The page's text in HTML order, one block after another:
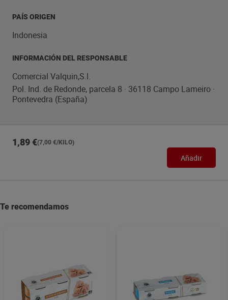
PAÍS ORIGEN
Indonesia
INFORMACIÓN DEL RESPONSABLE
Comercial Valquin,S.l.
Pol. Ind. de Redonde, parcela 8 · 36118 Campo Lameiro ·
Pontevedra (España)
1,89 €(7,00 €/KILO)
Añadir
Te recomendamos